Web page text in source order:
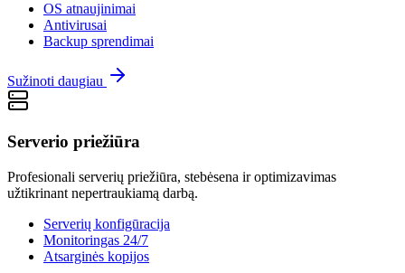
OS atnaujinimai
Antivirusai
Backup sprendimai
Sužinoti daugiau
Serverio priežiūra
Profesionali serverių priežiūra, stebėsena ir optimizavimas
užtikrinant nepertraukiamą darbą.
Serverių konfigūracija
Monitoringas 24/7
Atsarginės kopijos